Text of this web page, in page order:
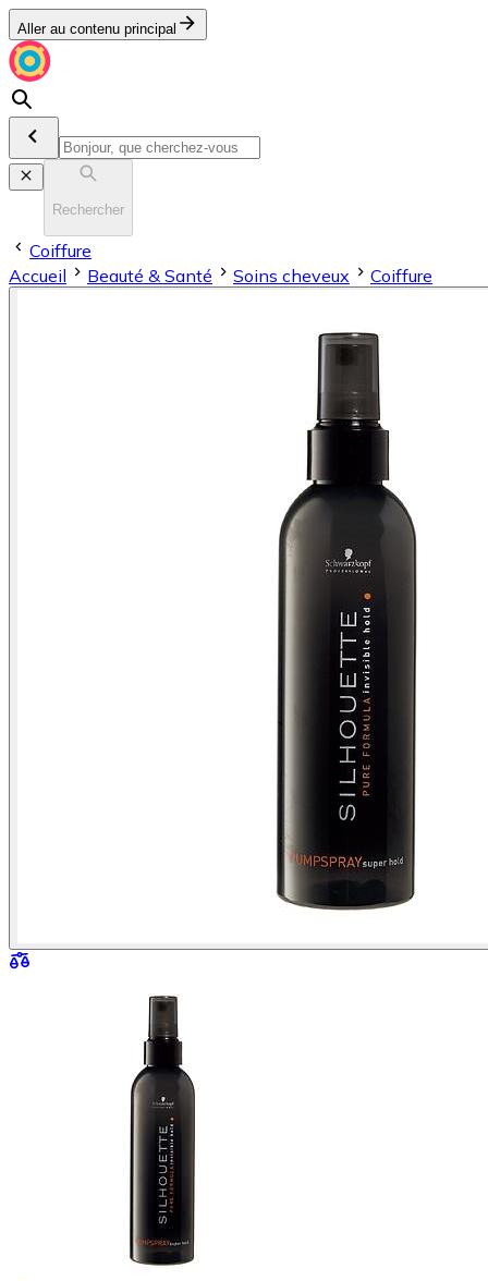
Aller au contenu principal
Rechercher
Coiffure
Accueil
Beauté & Santé Soins cheveux Coiffure